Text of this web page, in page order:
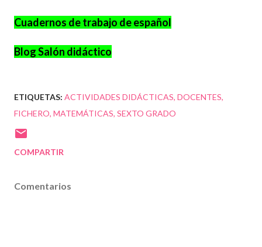
Cuadernos de trabajo de español
Blog Salón didáctico
ETIQUETAS: ACTIVIDADES DIDÁCTICAS DOCENTES
FICHERO MATEMÁTICAS SEXTO GRADO
COMPARTIR
Comentarios